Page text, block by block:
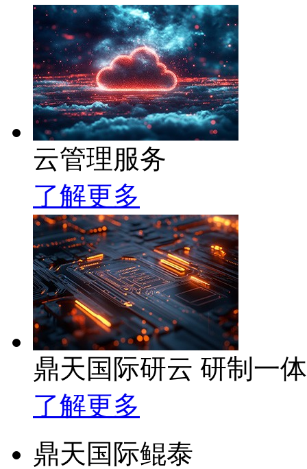
云管理服务
了解更多
鼎天国际研云 研制一
了解更多
鼎天国际鲲泰